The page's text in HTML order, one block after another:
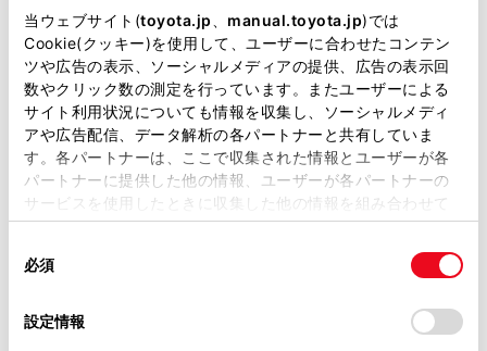
当ウェブサイト(toyota.jp manual.toyota.jp)では
Cookie(クッキー)を使用して、ユーザーに合わせたコンテン
ツや広告の表示、ソーシャルメディアの提供、広告の表示回
数やクリック数の測定を行っています。またユーザーによる
サイト利用状況についても情報を収集し、ソーシャルメディ
アや広告配信、データ解析の各パートナーと共有していま
す。各パートナーは、ここで収集された情報とユーザーが各
パートナーに提供した他の情報、ユーザーが各パートナーの
サービスを使用したときに収集した他の情報を組み合わせて
使用することがあります。当ウェブサイトの使用を続行する
デバイスにすべてのCookie(クッキー)が保存されることに同
意したことになります。Cookie(クッキー)のオプトアウト、
必須
設定情報
必須 郵便番号
住所自動入力
必須 都道府県
必須 市区町村名